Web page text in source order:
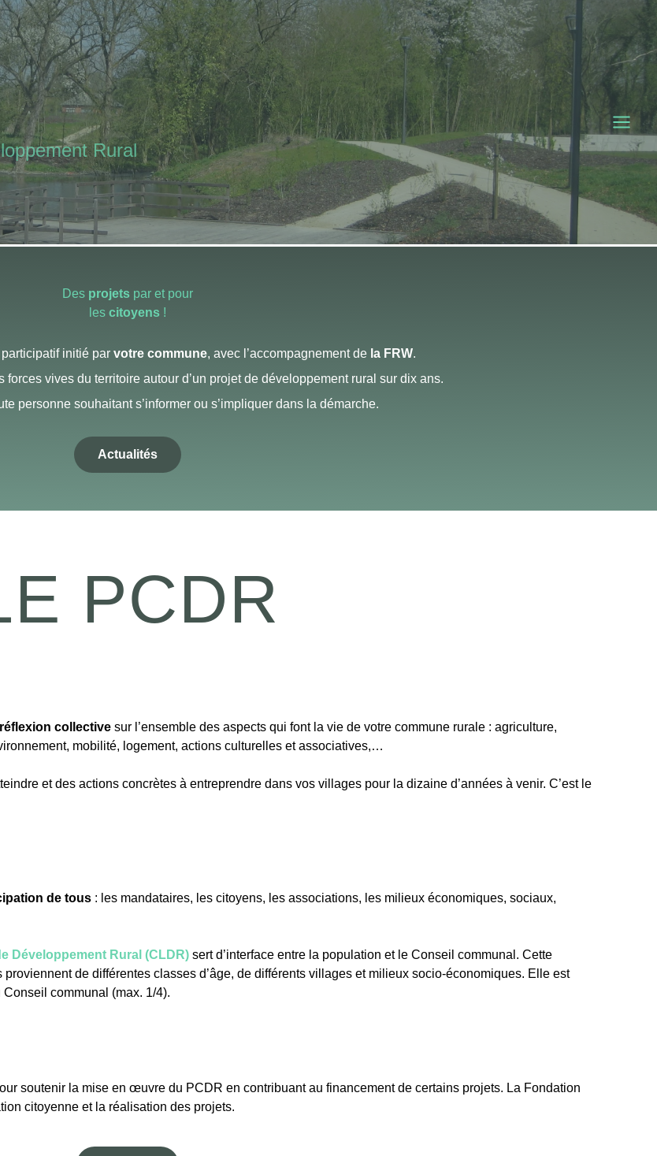
Rural
Des projets par et pour
les citoyens !
initié parvotre commune, avec l’accompagnement de la FRW.
forces vives du territoire autour d’un projet de développement rural sur dix ans.
personne souhaitant s’informer ou s’impliquer dans la démarche.
Actualités
PCDR
réflexion collective sur l’ensemble des aspects qui font la vie de votre commune rurale : agriculture,
mobilité, logement, actions culturelles et associatives,…
et des actions concrètes à entreprendre dans vos villages pour la dizaine d’années à venir. C’est le
de tous : les mandataires, les citoyens, les associations, les milieux économiques, sociaux,
Développement Rural (CLDR) sert d’interface entre la population et le Conseil communal. Cette
de différentes classes d’âge, de différents villages et milieux socio-économiques. Elle est
communal (max. 1/4).
soutenir la mise en œuvre du PCDR en contribuant au financement de certains projets. La Fondation
citoyenne et la réalisation des projets.